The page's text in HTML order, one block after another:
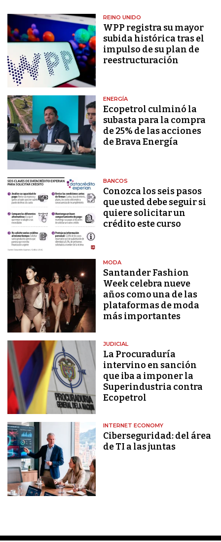
REINO UNIDO
WPP registra su mayor
subida histórica tras el
impulso de su plan de
reestructuración
ENERGÍA
Ecopetrol culminó la
subasta para la compra
de 25% de las acciones
de Brava Energía
BANCOS
Conozca los seis pasos
que usted debe seguir si
quiere solicitar un
crédito este curso
MODA
Santander Fashion
Week celebra nueve
años como una de las
plataformas de moda
más importantes
JUDICIAL
La Procuraduría
intervino en sanción
que iba a imponer la
Superindustria contra
Ecopetrol
INTERNET ECONOMY
Ciberseguridad: del área
de TI a las juntas